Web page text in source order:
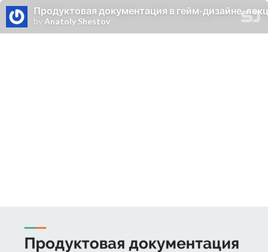
Продуктовая документация в гейм-дизайне,
by Anatoly Shestov